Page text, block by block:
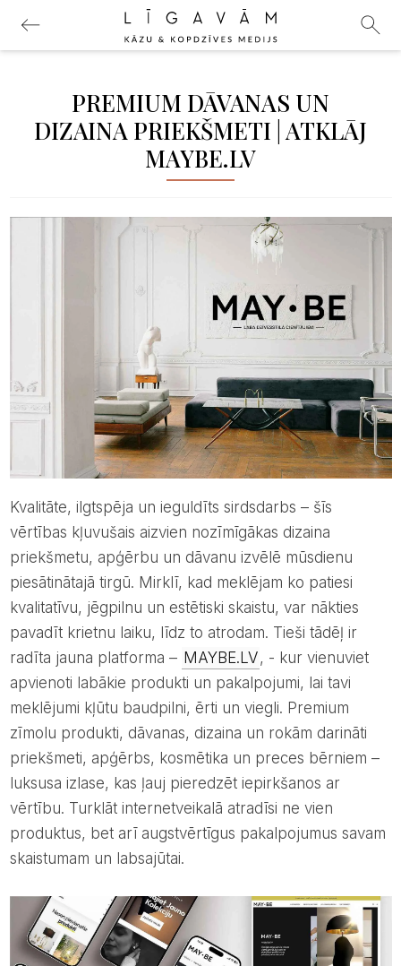
PREMIUM DĀVANAS UN
DIZAINA PRIEKŠMETI | ATKLĀJ
MAYBE.LV
Kvalitāte, ilgtspēja un ieguldīts sirdsdarbs – šīs
vērtības kļuvušais aizvien nozīmīgākas dizaina
priekšmetu, apģērbu un dāvanu izvēlē mūsdienu
piesātinātajā tirgū. Mirklī, kad meklējam ko patiesi
kvalitatīvu, jēgpilnu un estētiski skaistu, var nākties
pavadīt krietnu laiku, līdz to atrodam. Tieši tādēļ ir
radīta jauna platforma – MAYBE.LV, - kur vienuviet
apvienoti labākie produkti un pakalpojumi, lai tavi
meklējumi kļūtu baudpilni, ērti un viegli. Premium
zīmolu produkti, dāvanas, dizaina un rokām darināti
priekšmeti, apģērbs, kosmētika un preces bērniem –
luksusa izlase, kas ļauj pieredzēt iepirkšanos ar
vērtību. Turklāt internetveikalā atradīsi ne vien
produktus, bet arī augstvērtīgus pakalpojumus savam
skaistumam un labsajūtai.